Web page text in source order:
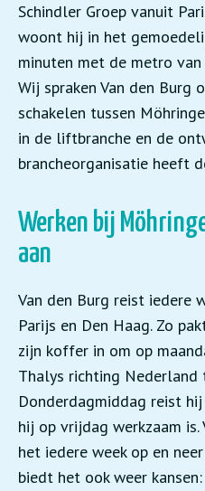
Schindler Groep vanuit
woont hij in het
minuten met de metro
Wij spraken Van den Burg
schakelen tussen
in de liftbranche en de
brancheorganisatie heeft
Werken bij
aan
Van den Burg reist iedere
Parijs en Den Haag. Zo
zijn koffer in om op
Thalys richting Nederland
Donderdagmiddag reist
hij op vrijdag werkzaam is.
het iedere week op en
biedt het ook weer